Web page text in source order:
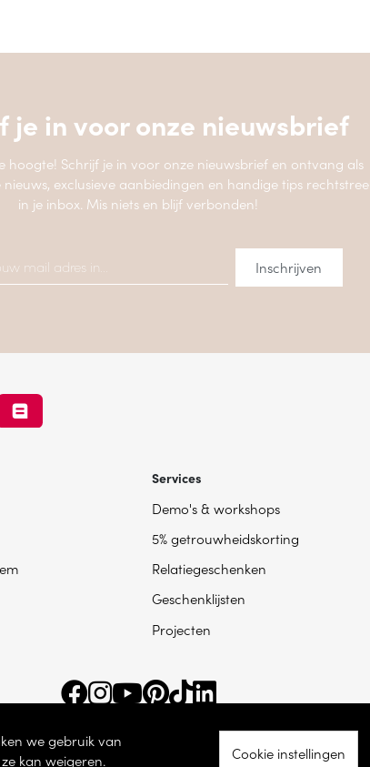
je in voor onze nieuwsbrief
hoogte! Schrijf je in voor onze nieuwsbrief en ontvang als
exclusieve aanbiedingen en handige tips
in je inbox. Mis niets en blijf verbonden!
Services
Demo's & workshops
5% getrouwheidskorting
Relatiegeschenken
Geschenklijsten
Projecten
0865 787 950 – Torhoutsesteenweg 100, 8200 Sint-Andries -Cookie
we gebruik van
kan weigeren.
Cookie instellingen